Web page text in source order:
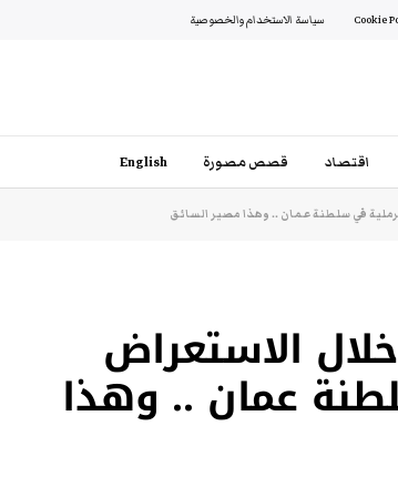
Cookie سياسة الاستخدام والخصوصية
اقتصاد قصص مصورة English
في سلطنة عمان .. وهذا مصير السائق
الاستعراض
عمان .. وهذا